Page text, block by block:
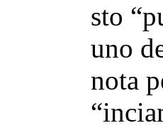
sto
uno
nota